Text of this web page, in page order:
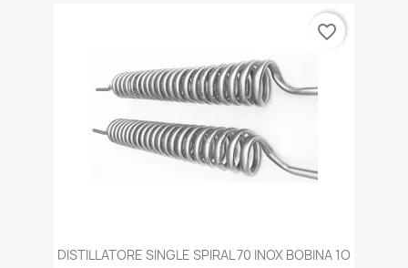
DISTILLATORE SINGLE SPIRAL 70 INOX BOBINA 1O
favorite_border